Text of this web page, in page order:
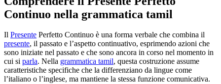
Continuo nella grammatica tamil
Il Presente Perfetto Continuo è una forma verbale che combina il
presente, il passato e l’aspetto continuativo, esprimendo azioni che
sono iniziate nel passato e che sono ancora in corso nel momento in
cui si parla. Nella grammatica tamil, questa costruzione assume
caratteristiche specifiche che la differenziano da lingue come
l’italiano o l’inglese, ma mantiene la stessa funzione comunicativa.